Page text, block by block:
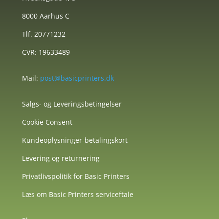
8000 Aarhus C
Tlf. 20771232
CVR: 19633489
Mail: post@basicprinters.dk
Salgs- og Leveringsbetingelser
Cookie Consent
Kundeoplysninger-betalingskort
Levering og returnering
Privatlivspolitik for Basic Printers
Læs om Basic Printers serviceftale